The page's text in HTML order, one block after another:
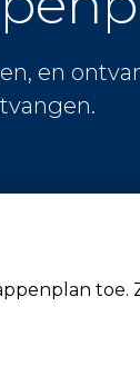
en
toe.